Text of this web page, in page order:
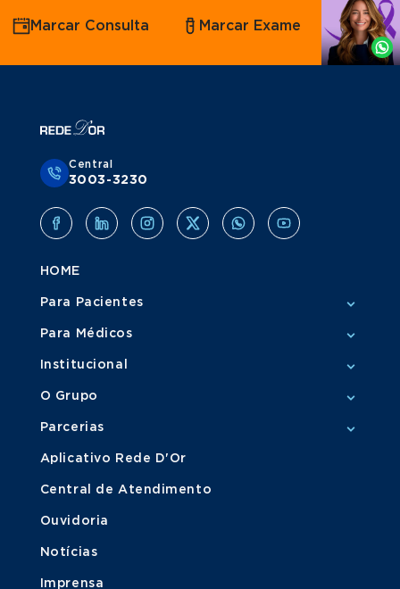
Agende
por
Whatsapp
Marcar Consulta Marcar Exame
Central
3003-3230
HOME
Para Pacientes
Para Médicos
Institucional
O Grupo
Parcerias
Aplicativo Rede D'Or
Central de Atendimento
Ouvidoria
Notícias
Imprensa